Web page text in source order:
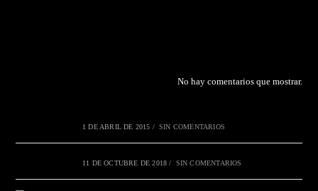
No hay comentarios que mostrar.
1 DE ABRIL DE 2015 / SIN COMENTARIOS
11 DE OCTUBRE DE 2018 / SIN COMENTARIOS